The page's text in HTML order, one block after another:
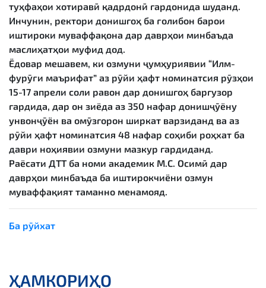
туҳфаҳои хотиравӣ қадрдонӣ гардонида шуданд.
Инчунин, ректори донишгоҳ ба ғолибон барои
иштироки муваффақона дар даврҳои минбаъда
маслиҳатҳои муфид дод.
Ёдовар мешавем, ки озмуни ҷумҳуриявии “Илм-
фурӯғи маърифат” аз рӯйи ҳафт номинатсия рӯзҳои
15-17 апрели соли равон дар донишгоҳ баргузор
гардида, дар он зиёда аз 350 нафар донишҷӯёну
унвонҷӯён ва омӯзгорон ширкат варзиданд ва аз
рӯйи ҳафт номинатсия 48 нафар соҳиби роҳхат ба
даври ноҳиявии озмуни мазкур гардиданд.
Раёсати ДТТ ба номи академик М.С. Осимӣ дар
даврҳои минбаъда ба иштирокчиёни озмун
муваффақият таманно менамояд.
Ба рӯйхат
ҲАМКОРИҲО